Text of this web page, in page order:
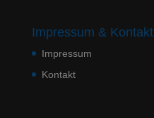
Impressum & Kontakt
Impressum
Kontakt